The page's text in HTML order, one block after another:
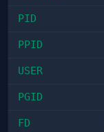
PID
PPID
USER
PGID
FD